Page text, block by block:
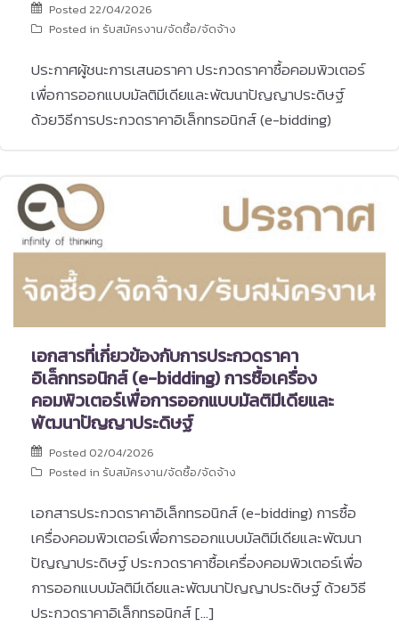
Posted 22/04/2026
Posted in รับสมัครงาน/จัดซื้อ/จัดจ้าง
ประกาศผู้ชนะการเสนอราคา ประกวดราคาซื้อคอมพิวเตอร์
เพื่อการออกแบบมัลติมีเดียและพัฒนาปัญญาประดิษฐ์
ด้วยวิธีการประกวดราคาอิเล็กทรอนิกส์ (e-bidding)
เอกสารที่เกี่ยวข้องกับการประกวดราคา
อิเล็กทรอนิกส์ (e-bidding) การซื้อเครื่อง
คอมพิวเตอร์เพื่อการออกแบบมัลติมีเดียและ
พัฒนาปัญญาประดิษฐ์
Posted 02/04/2026
Posted in รับสมัครงาน/จัดซื้อ/จัดจ้าง
เอกสารประกวดราคาอิเล็กทรอนิกส์ (e-bidding) การซื้อ
เครื่องคอมพิวเตอร์เพื่อการออกแบบมัลติมีเดียและพัฒนา
ปัญญาประดิษฐ์ ประกวดราคาซื้อเครื่องคอมพิวเตอร์เพื่อ
การออกแบบมัลติมีเดียและพัฒนาปัญญาประดิษฐ์ ด้วยวิธี
ประกวดราคาอิเล็กทรอนิกส์ […]